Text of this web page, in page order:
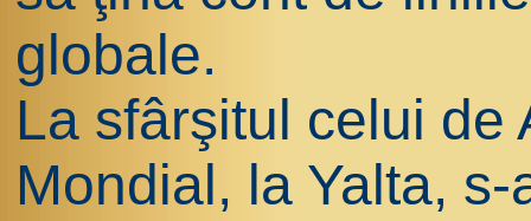
globale.
La sfârşitul celui de
Mondial, la Yalta,